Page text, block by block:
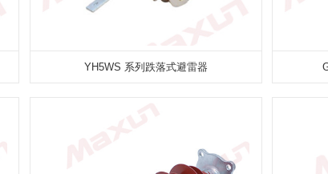
YH5WS 系列跌落式避雷器